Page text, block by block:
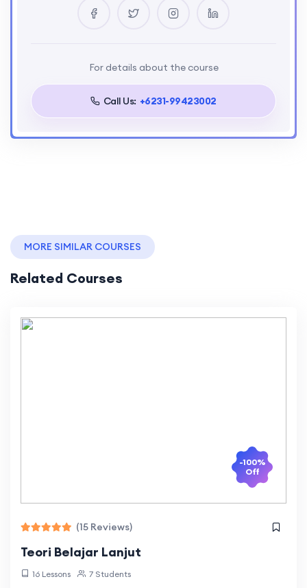
For details about the course
Call Us: +6231-99423002
MORE SIMILAR COURSES
Related Courses
-100%
Off
(15 Reviews)
Teori Belajar Lanjut
16 Lessons 7 Students